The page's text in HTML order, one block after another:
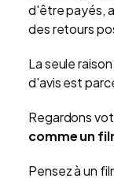
d'être payés,
des retours
La seule
d'avis est
Regardons
comme un
Pensez à un